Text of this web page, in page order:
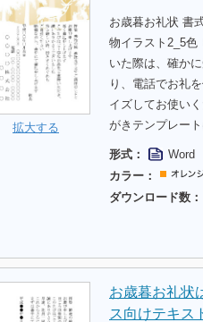
拡大する
お歳暮お礼状 書
物イラスト2_5色
いた際は、確か
り、電話でお礼
イズしてお使い
がきテンプレー
形式：
Word
カラー：
ダウンロード数：
お歳暮お礼状
ス向けテキス